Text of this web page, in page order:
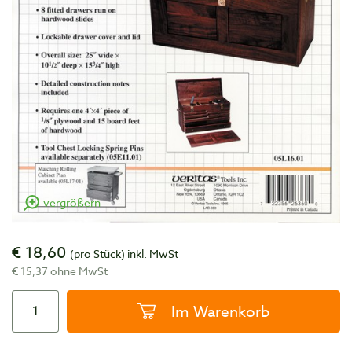
vergrößern
€ 18,60 (pro Stück) inkl. MwSt
€ 15,37 ohne MwSt
Im Warenkorb